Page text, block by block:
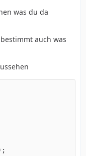
was du da
auch was